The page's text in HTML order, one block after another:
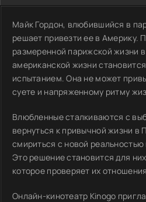
Майк Гордон, влюбившийся в
решает привезти ее в Америку.
размеренной парижской жизни
американской жизни
испытанием. Она не может
суете и напряженному ритму
Влюбленные сталкиваются с
вернуться к привычной жизни в
смириться с новой
Это решение становится для
которое проверяет их
Онлайн-кинотеатр Kinogo